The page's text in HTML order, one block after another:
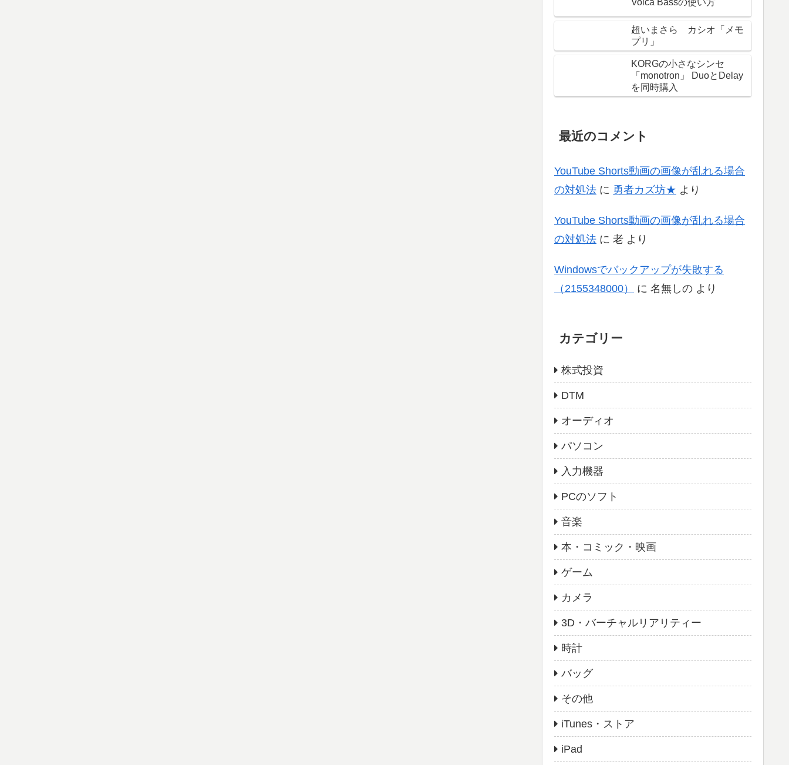
超いまさら カシオ「メモ
プリ」
KORGの小さなシンセ
「monotron」 DuoとDelay
を同時購入
最近のコメント
YouTube Shorts動画の画像が乱れる場合
の対処法 に 勇者カズ坊★ より
YouTube Shorts動画の画像が乱れる場合
の対処法 に 老 より
Windowsでバックアップが失敗する
（2155348000）
に 名無しの より
カテゴリー
株式投資
DTM
オーディオ
パソコン
入力機器
PCのソフト
音楽
本・コミック・映画
ゲーム
カメラ
3D・バーチャルリアリティー
時計
バッグ
その他
iTunes・ストア
iPad